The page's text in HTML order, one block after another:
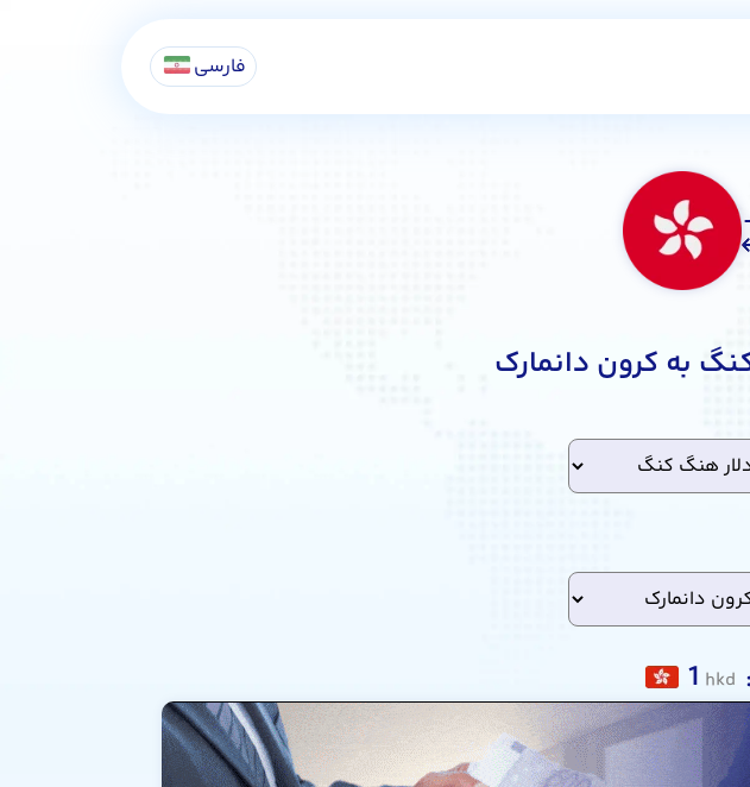
فارسی
به کرون دانمارک
1 hkd